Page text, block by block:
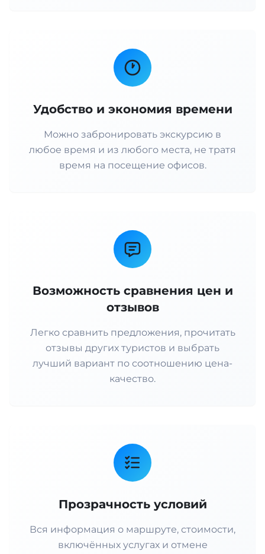
Удобство и экономия времени
Можно забронировать экскурсию в
любое время и из любого места, не тратя
время на посещение офисов.
Возможность сравнения цен и
отзывов
Легко сравнить предложения, прочитать
отзывы других туристов и выбрать
лучший вариант по соотношению цена-
качество.
Прозрачность условий
Вся информация о маршруте, стоимости,
включённых услугах и отмене